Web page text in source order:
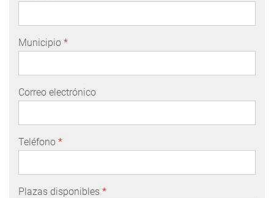
Municipio *
Correo electrónico
Teléfono *
Plazas disponibles *